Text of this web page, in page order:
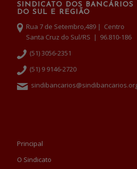
SINDICATO DOS BANCÁRIOS
DO SUL E REGIÃO
Rua 7 de Setembro,489 | Centro
Santa Cruz do Sul/RS | 96.810-186
(51) 3056-2351
(51) 9 9146-2720
Principal
O Sindicato